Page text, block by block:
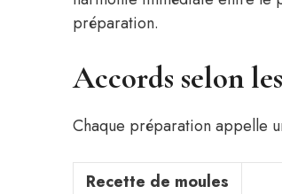
préparation.
Accords selon
Chaque préparation appelle
Recette de moules